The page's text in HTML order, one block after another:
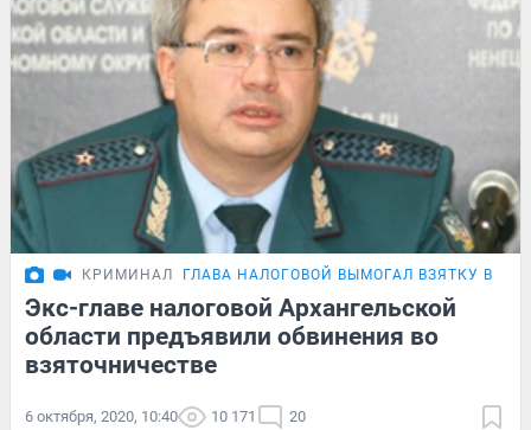
КРИМИНАЛ ГЛАВА НАЛОГОВОЙ ВЫМОГАЛ ВЗЯТКУ В
Экс-главе налоговой Архангельской
области предъявили обвинения во
взяточничестве
6 октября, 2020, 10:40 10 171 20